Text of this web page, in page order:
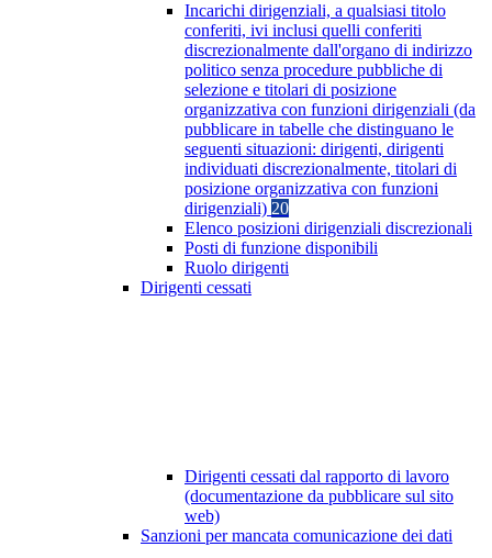
Incarichi dirigenziali, a qualsiasi titolo
conferiti, ivi inclusi quelli conferiti
discrezionalmente dall'organo di indirizzo
politico senza procedure pubbliche di
selezione e titolari di posizione
organizzativa con funzioni dirigenziali (da
pubblicare in tabelle che distinguano le
seguenti situazioni: dirigenti, dirigenti
individuati discrezionalmente, titolari di
posizione organizzativa con funzioni
dirigenziali) 20
Elenco posizioni dirigenziali discrezionali
Posti di funzione disponibili
Ruolo dirigenti
Dirigenti cessati
Dirigenti cessati dal rapporto di lavoro
(documentazione da pubblicare sul sito
web)
Sanzioni per mancata comunicazione dei dati